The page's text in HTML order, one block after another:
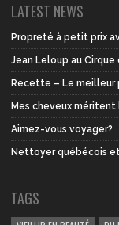
LATEST NEWS
Propreté à petit prix
Jean Leloup au Cirque
Recette – Le meilleur
Mes cheveux
Aimez-vous voyager?
Nettoyer québécois
TAGS